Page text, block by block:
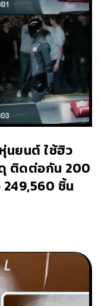
นยนต์ ใช้ฮิว
ติดต่อกัน 200
ชิ้น